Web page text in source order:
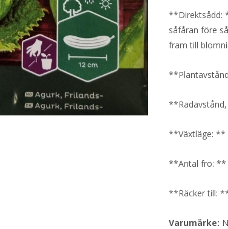
**Direktsådd:
såfåran före
fram till
**Växtläge: **
**Antal frö: **
**Räcker till:
Varumärke: